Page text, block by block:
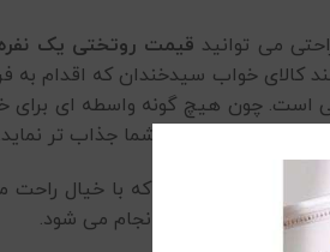
می توانید قیمت روتختی یک نفره
کالای خواب سیدخندان که اقدام
است. چون هیچ گونه واسطه ای برای
روتختی را برای شما جذاب تر نماید.
برای خریدارن است که با خیال راحت
بصورت روزانه انجام می شود.